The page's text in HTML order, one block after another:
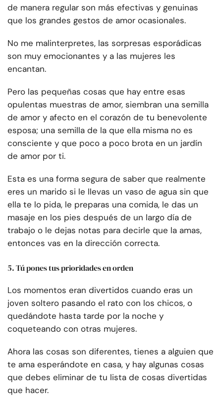
de manera regular son más efectivas y genuinas
que los grandes gestos de amor ocasionales.
No me malinterpretes, las sorpresas esporádicas
son muy emocionantes y a las mujeres les
encantan.
Pero las pequeñas cosas que hay entre esas
opulentas muestras de amor, siembran una semilla
de amor y afecto en el corazón de tu benevolente
esposa; una semilla de la que ella misma no es
consciente y que poco a poco brota en un jardín
de amor por ti.
Esta es una forma segura de saber que realmente
eres un marido si le llevas un vaso de agua sin que
ella te lo pida, le preparas una comida, le das un
masaje en los pies después de un largo día de
trabajo o le dejas notas para decirle que la amas,
entonces vas en la dirección correcta.
5. Tú pones tus prioridades en orden
Los momentos eran divertidos cuando eras un
joven soltero pasando el rato con los chicos, o
quedándote hasta tarde por la noche y
coqueteando con otras mujeres.
Ahora las cosas son diferentes, tienes a alguien que
te ama esperándote en casa, y hay algunas cosas
que debes eliminar de tu lista de cosas divertidas
que hacer.